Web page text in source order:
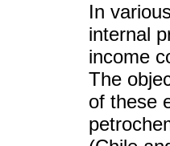
In
internal
income
The
of these